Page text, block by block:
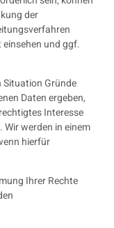
der
einsehen und ggf.
Situation Gründe
Daten ergeben,
Interesse
werden in einem
hierfür
Ihrer Rechte